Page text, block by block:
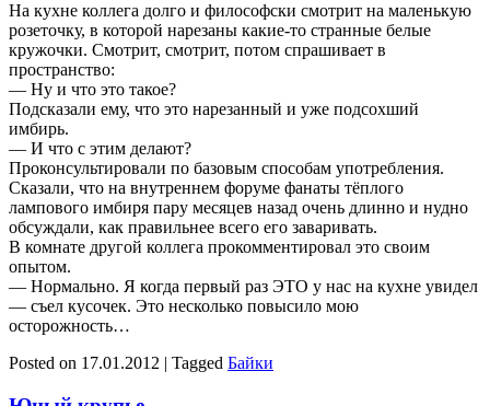
На кухне коллега долго и философски смотрит на маленькую
розеточку, в которой нарезаны какие-то странные белые
кружочки. Смотрит, смотрит, потом спрашивает в
пространство:
— Ну и что это такое?
Подсказали ему, что это нарезанный и уже подсохший
имбирь.
— И что с этим делают?
Проконсультировали по базовым способам употребления.
Сказали, что на внутреннем форуме фанаты тёплого
лампового имбиря пару месяцев назад очень длинно и нудно
обсуждали, как правильнее всего его заваривать.
В комнате другой коллега прокомментировал это своим
опытом.
— Нормально. Я когда первый раз ЭТО у нас на кухне увидел
— съел кусочек. Это несколько повысило мою
осторожность…
Posted on 17.01.2012 | Tagged Байки